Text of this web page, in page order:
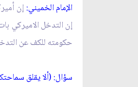
الإمام الخميني: إن
إن التدخل الاميركي
حكومته للكف عن
سؤال: (ألا يقلق